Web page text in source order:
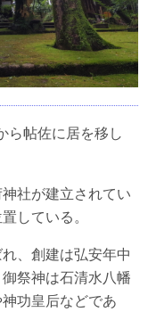
ら帖佐に居を移し
社が建立されてい
している。
、創建は弘安年中
祭神は石清水八幡
功皇后などであ